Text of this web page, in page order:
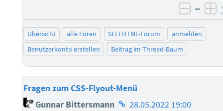
–
Übersicht alle Foren SELFHTML-Forum
anmelden
Benutzerkonto erstellen
Beitrag im Thread-Baum
Fragen zum CSS-Flyout-Menü
Gunnar Bittersmann Homepage
28.05.2022 19:00